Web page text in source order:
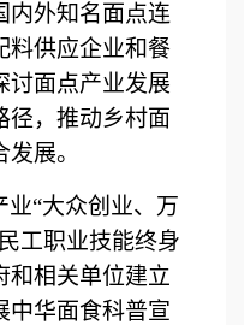
内外知名面点连
料供应企业和餐
讨面点产业发展
径，推动乡村面
展。
业“大众创业、万
工职业技能终身
和相关单位建立
中华面食科普宣